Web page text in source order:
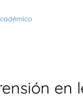
en